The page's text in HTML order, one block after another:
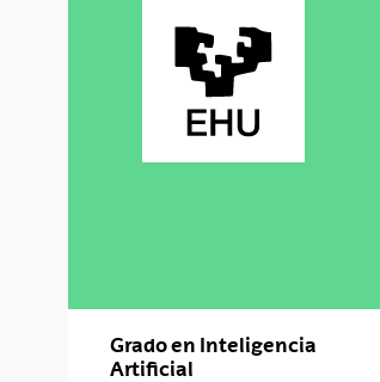
Grado en Inteligencia
Artificial